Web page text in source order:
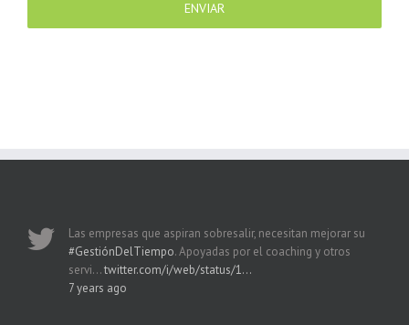
Las empresas que aspiran sobresalir, necesitan mejorar su
#GestiónDelTiempo. Apoyadas por el coaching y otros
servi…twitter.com/i/web/status/1…
7 years ago